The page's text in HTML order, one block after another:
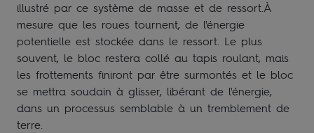
illustré par ce système de masse et de ressort.À
mesure que les roues tournent, de l'énergie
potentielle est stockée dans le ressort. Le plus
souvent, le bloc restera collé au tapis roulant, mais
les frottements finiront par être surmontés et le bloc
se mettra soudain à glisser, libérant de l'énergie,
dans un processus semblable à un tremblement de
terre.